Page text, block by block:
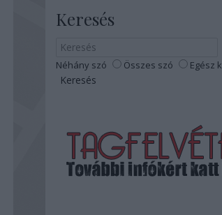
Keresés
Néhány szó Összes szó Egész